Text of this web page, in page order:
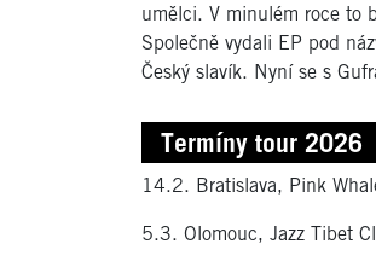
umělci. V minulém roce to
Společně vydali EP pod
Český slavík. Nyní se s
Termíny tour 2026
14.2. Bratislava, Pink
5.3. Olomouc, Jazz Tibet